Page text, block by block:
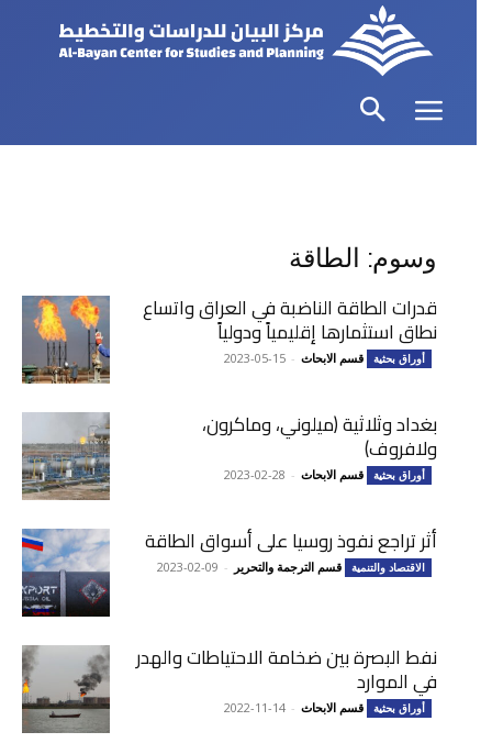
وسوم: الطاقة
قدرات الطاقة الناضبة في العراق واتساع
نطاق استثمارها إقليمياً ودولياً
أوراق بحثية قسم الابحاث -
2023-05-15
بغداد وثلاثية (ميلوني، وماكرون،
ولافروف)
أوراق بحثية قسم الابحاث -
2023-02-28
أثر تراجع نفوذ روسيا على أسواق الطاقة
الاقتصاد والتنمية قسم الترجمة والتحرير -
2023-02-09
نفط البصرة بين ضخامة الاحتياطات والهدر
في الموارد
أوراق بحثية قسم الابحاث -
2022-11-14